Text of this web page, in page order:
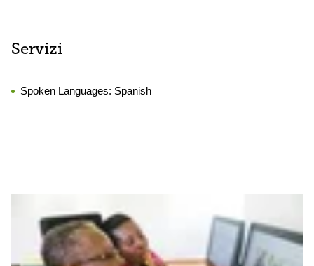
Servizi
Spoken Languages: Spanish